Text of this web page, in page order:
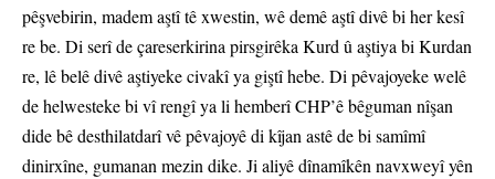
pêşvebirin, madem aştî tê xwestin, wê demê aştî divê bi her kesî
re be. Di serî de çareserkirina pirsgirêka Kurd û aştiya bi Kurdan
re, lê belê divê aştiyeke civakî ya giştî hebe. Di pêvajoyeke welê
de helwesteke bi vî rengî ya li hemberî CHP’ê bêguman nîşan
dide bê desthilatdarî vê pêvajoyê di kîjan astê de bi samîmî
dinirxîne, gumanan mezin dike. Ji aliyê dînamîkên navxweyî yên